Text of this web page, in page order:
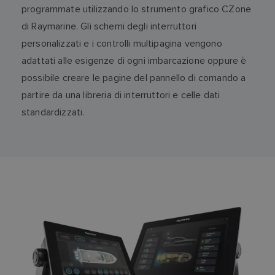
programmate utilizzando lo strumento grafico CZone
di Raymarine. Gli schemi degli interruttori
personalizzati e i controlli multipagina vengono
adattati alle esigenze di ogni imbarcazione oppure è
possibile creare le pagine del pannello di comando a
partire da una libreria di interruttori e celle dati
standardizzati.